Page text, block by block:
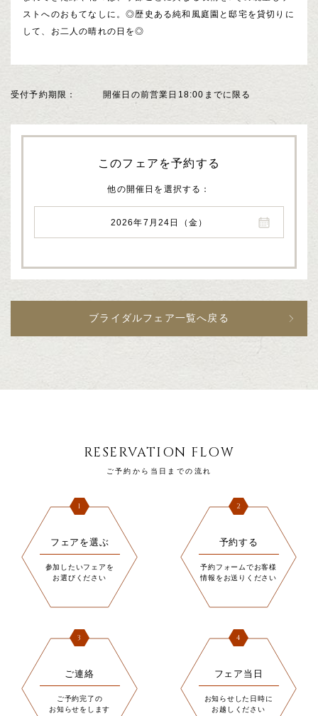
ストへのおもてなしに。◎歴史ある純和風庭園と邸宅を貸切りに
して、お二人の晴れの日を◎
受付予約期限 開催日の前営業日18:00までに限る
このフェアを予約する
他の開催日を選択する
2026年7月24日（金）
ブライダルフェア一覧へ戻る
RESERVATION FLOW
ご予約から当日までの流れ
1
フェアを選ぶ
参加したいフェアを
お選びください
2
予約する
予約フォームでお客様
情報をお送りください
3
ご連絡
ご予約完了の
お知らせをします
4
フェア当日
お知らせした日時に
お越しください